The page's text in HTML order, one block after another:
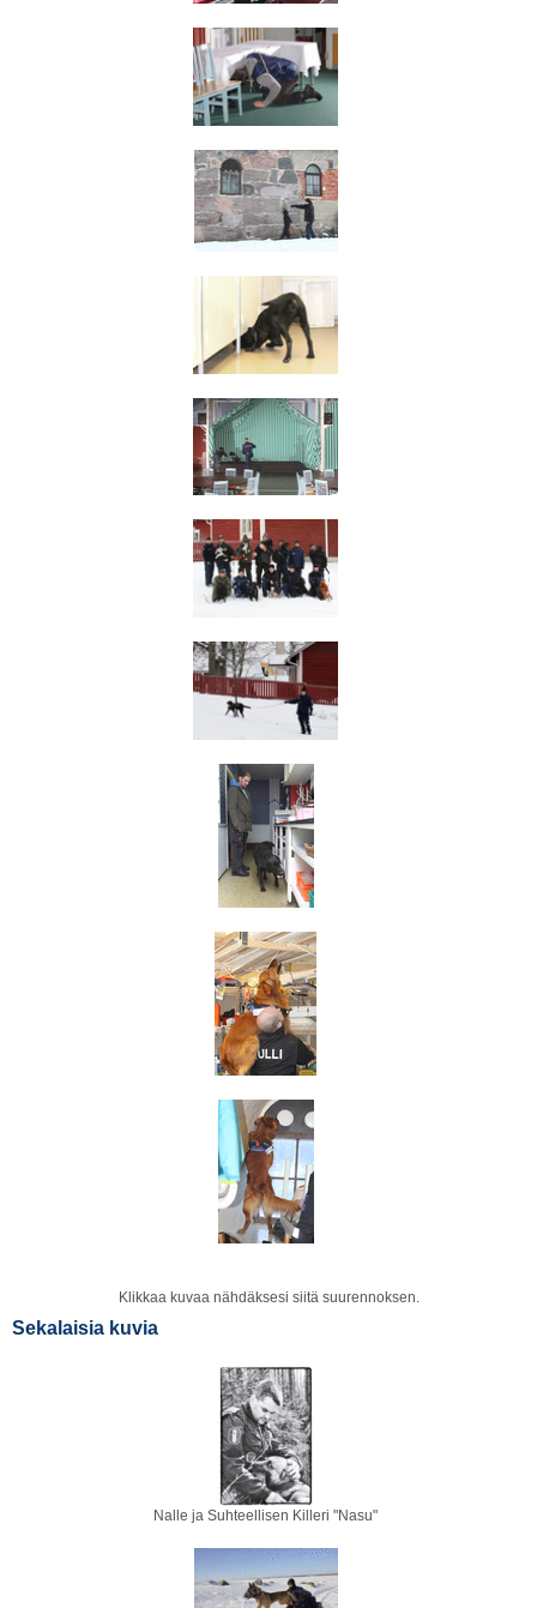
Klikkaa kuvaa nähdäksesi siitä suurennoksen.
Sekalaisia kuvia
Nalle ja Suhteellisen Killeri "Nasu"